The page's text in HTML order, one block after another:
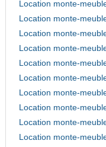
Location monte-
Location monte-
Location monte-
Location monte-
Location monte-
Location monte-
Location monte-
Location monte-
Location monte-
Location monte-